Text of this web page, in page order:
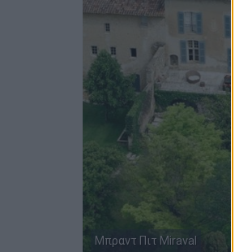
Μπραντ Πιτ Miraval